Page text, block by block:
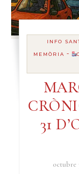
INFO
MEMÒRIA -
31
octubre